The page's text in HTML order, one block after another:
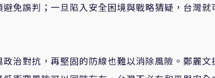
免誤判；一旦陷入安全困境與戰略猜疑，台灣就
治對抗，再堅固的防線也難以消除風險。鄭麗文